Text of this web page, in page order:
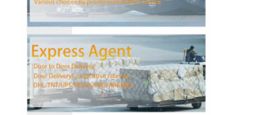
expédition exprès
FRET FERROVIAIRE
Expédier à Amazon
Transport de marchandises par camion